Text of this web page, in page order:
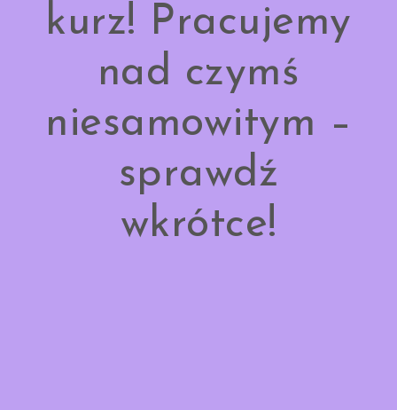
kurz! Pracujemy
nad czymś
niesamowitym –
sprawdź
wkrótce!